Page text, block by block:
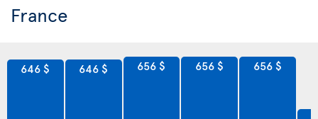
France
646 $ 646 $ 656 $ 656 $ 656 $